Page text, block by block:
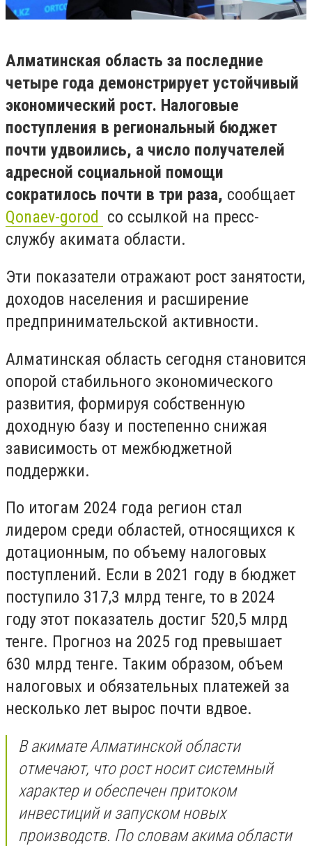
Алматинская область за последние
четыре года демонстрирует устойчивый
экономический рост. Налоговые
поступления в региональный бюджет
почти удвоились, а число получателей
адресной социальной помощи
сократилось почти в три раза, сообщает
Qonaev-gorod со ссылкой на пресс-
службу акимата области.
Эти показатели отражают рост занятости,
доходов населения и расширение
предпринимательской активности.
Алматинская область сегодня становится
опорой стабильного экономического
развития, формируя собственную
доходную базу и постепенно снижая
зависимость от межбюджетной
поддержки.
По итогам 2024 года регион стал
лидером среди областей, относящихся к
дотационным, по объему налоговых
поступлений. Если в 2021 году в бюджет
поступило 317,3 млрд тенге, то в 2024
году этот показатель достиг 520,5 млрд
тенге. Прогноз на 2025 год превышает
630 млрд тенге. Таким образом, объем
налоговых и обязательных платежей за
несколько лет вырос почти вдвое.
В акимате Алматинской области
отмечают, что рост носит системный
характер и обеспечен притоком
инвестиций и запуском новых
производств. По словам акима области